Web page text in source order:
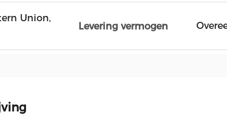
Union,
Levering vermogen